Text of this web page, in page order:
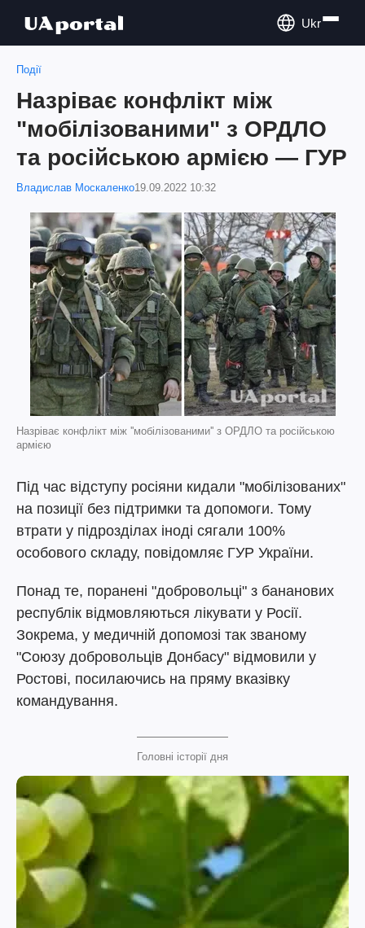
Ukr
Події
Назріває конфлікт між
"мобілізованими" з ОРДЛО
та російською армією — ГУР
Владислав Москаленко19.09.2022 10:32
Назріває конфлікт між ''мобілізованими'' з ОРДЛО та російською
армією
Під час відступу росіяни кидали "мобілізованих"
на позиції без підтримки та допомоги. Тому
втрати у підрозділах іноді сягали 100%
особового складу, повідомляє ГУР України.
Понад те, поранені "добровольці" з бананових
республік відмовляються лікувати у Росії.
Зокрема, у медичній допомозі так званому
"Союзу добровольців Донбасу" відмовили у
Ростові, посилаючись на пряму вказівку
командування.
Головні історії дня